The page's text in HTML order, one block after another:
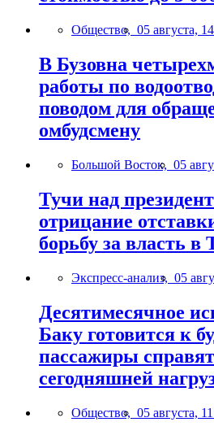
Общество, 05 августа,
В Бузовна
работы по
поводом для
омбудсмену
Большой Восток, 05
Тучи над
отрицание
борьбу за власть в
Экспресс-анализ, 05
Десятимесячное
Баку готовится к
пассажиры
сегодняшней
Общество, 05 августа,